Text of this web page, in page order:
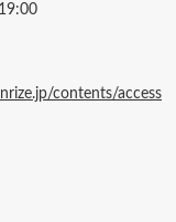
contents/access